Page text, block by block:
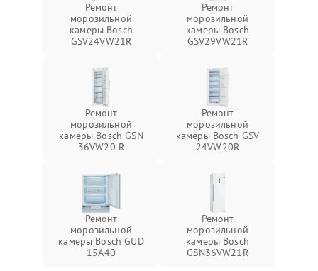
Ремонт
морозильной
камеры Bosch
GSV24VW21R
Ремонт
морозильной
камеры Bosch
GSV29VW21R
Ремонт
морозильной
камеры Bosch GSN
36VW20 R
Ремонт
морозильной
камеры Bosch GSV
24VW20R
Ремонт
морозильной
камеры Bosch GUD
15A40
Ремонт
морозильной
камеры Bosch
GSN36VW21R